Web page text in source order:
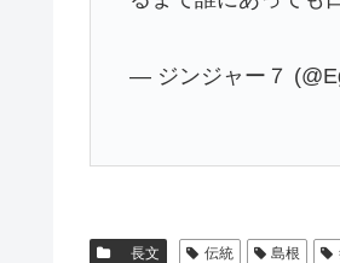
— ジンジャー７
長文 伝統 島根